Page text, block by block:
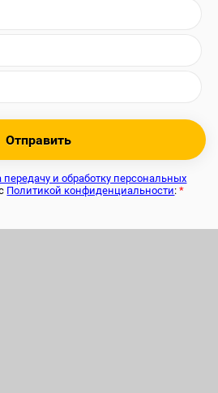
Отправить
передачу и обработку персональных
Политикой конфиденциальности:*